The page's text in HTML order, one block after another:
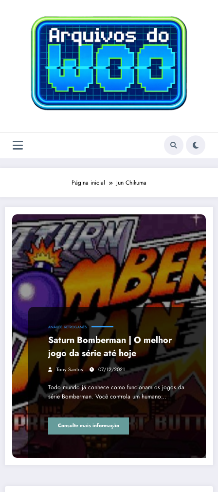
Página inicial Jun Chikuma
ANÁLISE RETROGAMES
Saturn Bomberman | O melhor
jogo da série até hoje
Tony Santos 07/12/2021
Todo mundo já conhece como funcionam os jogos da
série Bomberman. Você controla um humano…
Consulte mais informação